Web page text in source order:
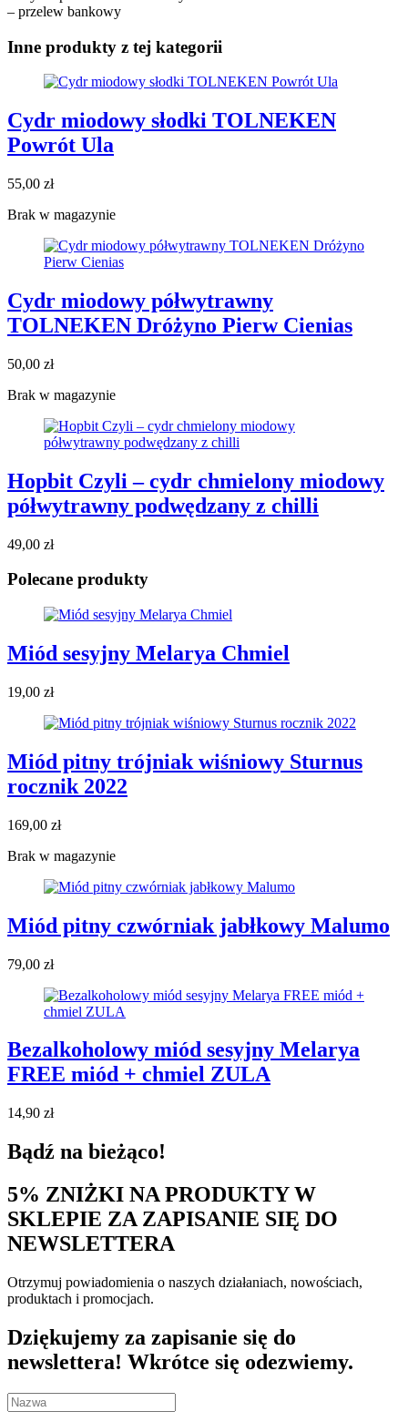
– przelew bankowy
Inne produkty z tej kategorii
Cydr miodowy słodki TOLNEKEN
Powrót Ula
55,00 zł
Brak w magazynie
Cydr miodowy półwytrawny
TOLNEKEN Dróżyno Pierw Cienias
50,00 zł
Brak w magazynie
Hopbit Czyli – cydr chmielony miodowy
półwytrawny podwędzany z chilli
49,00 zł
Polecane produkty
Miód sesyjny Melarya Chmiel
19,00 zł
Miód pitny trójniak wiśniowy Sturnus
rocznik 2022
169,00 zł
Brak w magazynie
Miód pitny czwórniak jabłkowy Malumo
79,00 zł
Bezalkoholowy miód sesyjny Melarya
FREE miód + chmiel ZULA
14,90 zł
Bądź na bieżąco!
5% ZNIŻKI NA PRODUKTY W
SKLEPIE ZA ZAPISANIE SIĘ DO
NEWSLETTERA
Otrzymuj powiadomienia o naszych działaniach, nowościach,
produktach i promocjach.
Dziękujemy za zapisanie się do
newslettera! Wkrótce się odezwiemy.